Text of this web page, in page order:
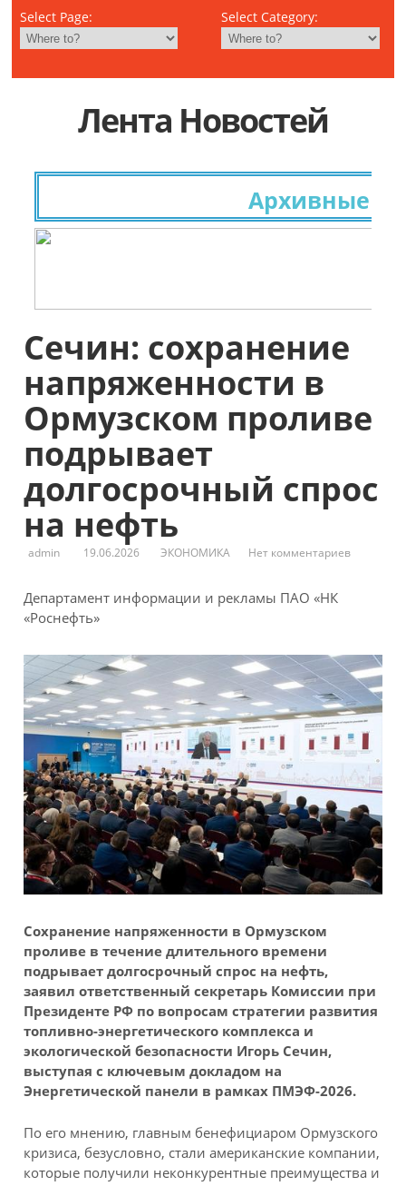
Select Page: Select Category:
Лента Новостей
Архивные
Сечин: сохранение
напряженности в
Ормузском проливе
подрывает
долгосрочный спрос
на нефть
admin 19.06.2026 ЭКОНОМИКА Нет комментариев
Департамент информации и рекламы ПАО «НК
«Роснефть»
Сохранение напряженности в Ормузском
проливе в течение длительного времени
подрывает долгосрочный спрос на нефть,
заявил ответственный секретарь Комиссии при
Президенте РФ по вопросам стратегии развития
топливно-энергетического комплекса и
экологической безопасности Игорь Сечин,
выступая с ключевым докладом на
Энергетической панели в рамках ПМЭФ-2026.
По его мнению, главным бенефициаром Ормузского
кризиса, безусловно, стали американские компании,
которые получили неконкурентные преимущества и